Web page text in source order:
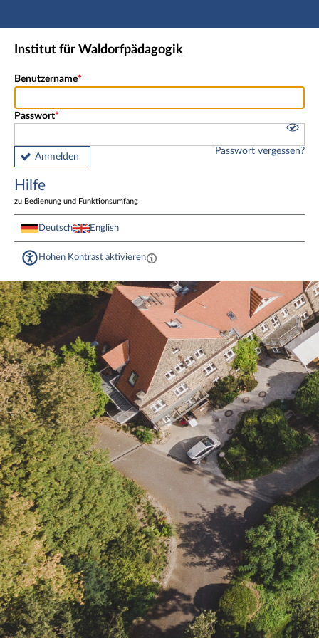
Hauptnavigation
Fußzeile
Institut für Waldorfpädagogik
Benutzername
Passwort
Anmelden
Passwort vergessen?
Hilfe
zu Bedienung und Funktionsumfang
Deutsch English
Hohen Kontrast aktivieren